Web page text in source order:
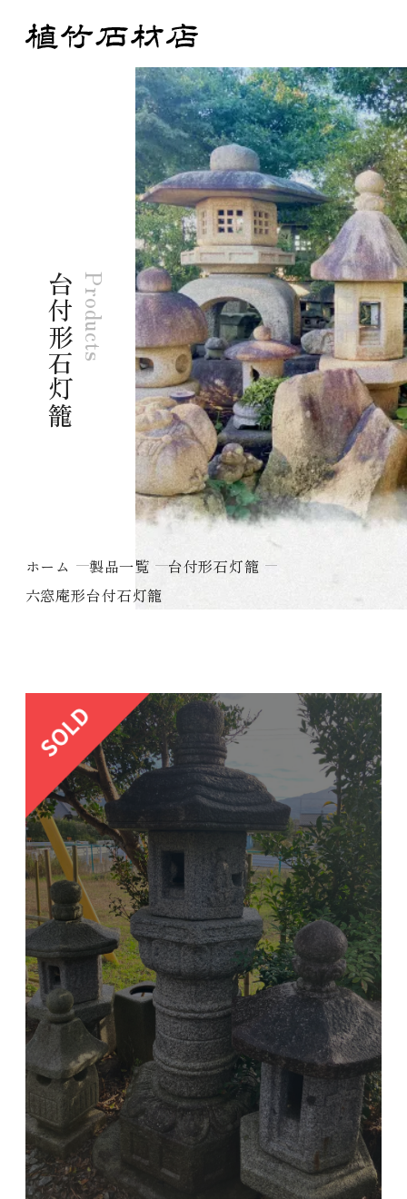
Products
台付形石灯籠
ホーム 製品一覧
台付形石灯籠
六窓庵形台付石灯籠